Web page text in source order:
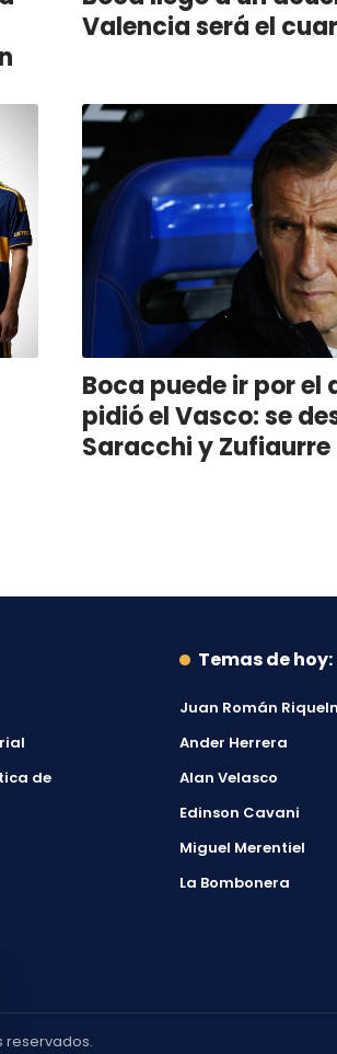
Valencia será el
Boca puede ir por el
pidió el Vasco: se
Saracchi y Zufiaurre
de
Temas de hoy:
Juan Román
Ander Herrera
Alan Velasco
Edinson Cavani
Miguel Merentiel
La Bombonera
reservados.